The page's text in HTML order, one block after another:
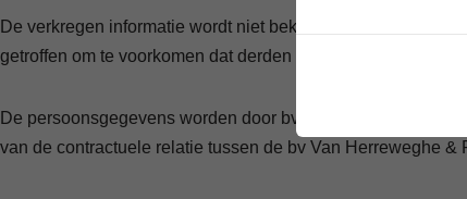
De verkregen informatie wordt niet bekend gemaakt aan
getroffen om te voorkomen dat derden misbruik maken van
De persoonsgegevens worden door bv Van Herreweghe
van de contractuele relatie tussen de bv Van Herreweghe &